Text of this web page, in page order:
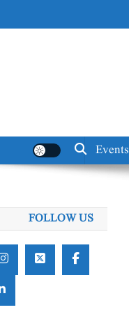
Events
FOLLOW US